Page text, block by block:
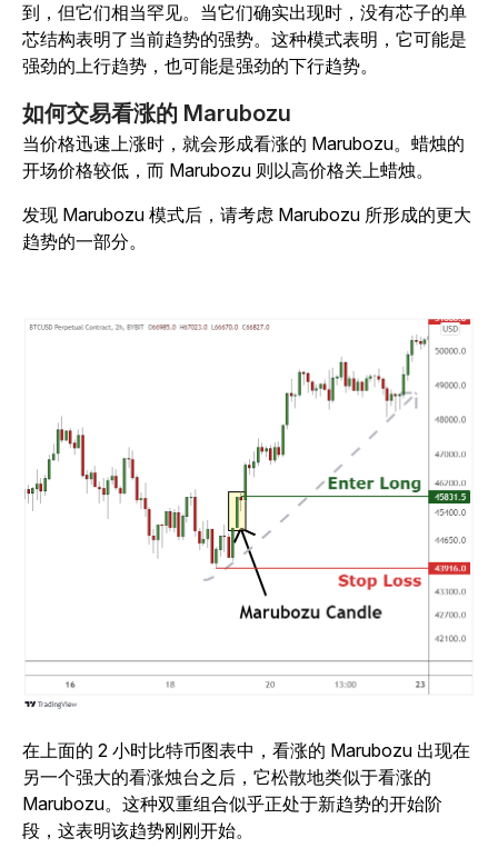
到，但它们相当罕见。当它们确实出现时，没有芯子的单
芯结构表明了当前趋势的强势。这种模式表明，它可能是
强劲的上行趋势，也可能是强劲的下行趋势。
如何交易看涨的 Marubozu
当价格迅速上涨时，就会形成看涨的 Marubozu。蜡烛的
开场价格较低，而 Marubozu 则以高价格关上蜡烛。
发现 Marubozu 模式后，请考虑 Marubozu 所形成的更大
趋势的一部分。
在上面的 2 小时比特币图表中，看涨的 Marubozu 出现在
另一个强大的看涨烛台之后，它松散地类似于看涨的
Marubozu。这种双重组合似乎正处于新趋势的开始阶
段，这表明该趋势刚刚开始。